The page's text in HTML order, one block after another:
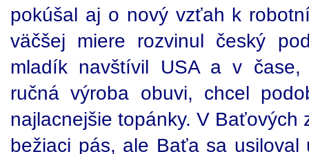
pokúšal aj o nový vzťah k
väčšej miere rozvinul český
mladík navštívil USA a v
ručná výroba obuvi, chcel
najlacnejšie topánky. V Baťových
bežiaci pás, ale Baťa sa usiloval